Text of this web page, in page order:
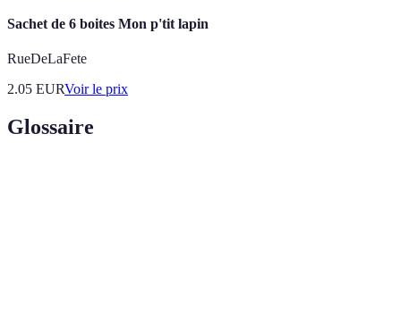
Sachet de 6 boites Mon p'tit lapin
RueDeLaFete
2.05 EURVoir le prix
Glossaire